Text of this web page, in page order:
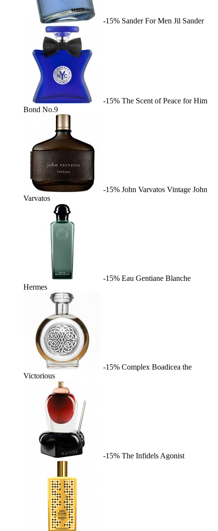
-15% Sander For Men Jil Sander
-15% The Scent of Peace for Him
Bond No.9
-15% John Varvatos Vintage John
Varvatos
-15% Eau Gentiane Blanche
Hermes
-15% Complex Boadicea the
Victorious
-15% The Infidels Agonist